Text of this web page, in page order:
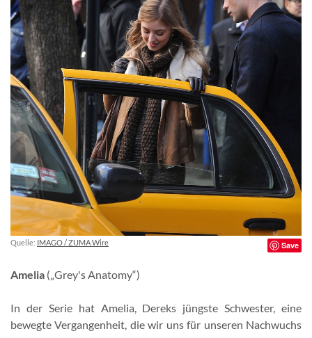
Quelle: IMAGO / ZUMA Wire Save
Amelia („Grey's Anatomy“)
In der Serie hat Amelia, Dereks jüngste Schwester, eine
bewegte Vergangenheit, die wir uns für unseren Nachwuchs